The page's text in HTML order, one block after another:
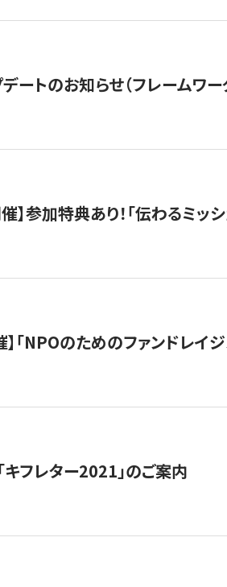
ートのお知らせ（フレームワー
催】参加特典あり！「伝わるミ
】「NPOのためのファンドレ
フレター2021」のご案内